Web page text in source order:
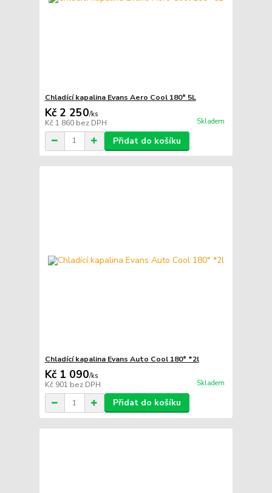
Chladící kapalina Evans Aero Cool 180° 5L
Kč 2 250/ks
Kč 1 860 bez DPH Skladem
Přidat do košíku
Chladící kapalina Evans Auto Cool 180° *2l
Kč 1 090/ks
Kč 901 bez DPH Skladem
Přidat do košíku